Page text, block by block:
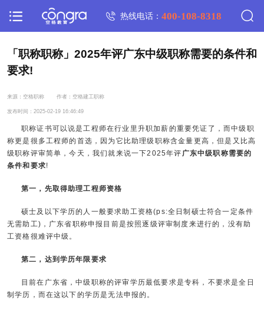
热线电话：400-108-8318
「职称职称」2025年评广东中级职称需要的条件和
要求!
来源：空格职称 作者：空格建工职称
发布时间：2025-02-19 16:46:49
职称证书可以说是工程师在行业里升职加薪的重要凭证了，而中级职
称更是很多工程师的首选，因为它比助理级职称含金量更高，但是又比高
级职称评审简单，今天，我们就来说一下2025年评 广东中级职称需要的
条件和要求!
第一，先取得助理工程师资格
硕士及以下学历的人一般要求助工资格(ps:全日制硕士符合一定条件
无需助工)，广东省职称申报目前是按照逐级评审制度来进行的，没有助
工资格很难评中级。
第二，达到学历年限要求
目前在广东省，中级职称的评审学历最低要求是专科，不要求是全日
制学历，而在这以下的学历是无法申报的。